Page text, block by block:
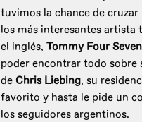
tuvimos la chance de
los más interesantes artista
el inglés, Tommy Four Seven
poder encontrar todo sobre
de Chris Liebing, su
favorito y hasta le pide un
los seguidores argentinos.